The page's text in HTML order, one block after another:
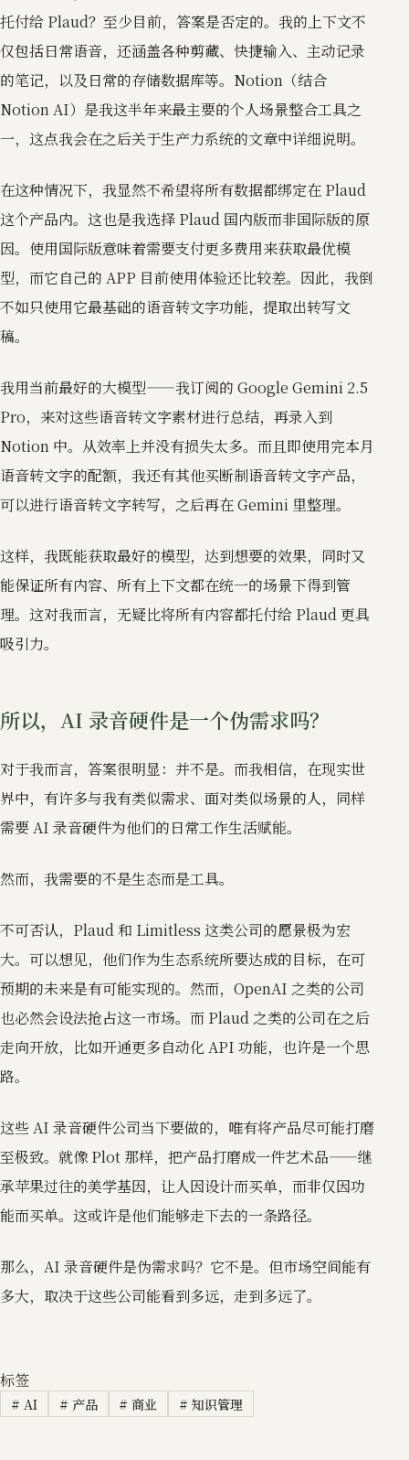
托付给 Plaud？至少目前，答案是否定的。我的上下文不
仅包括日常语音，还涵盖各种剪藏、快捷输入、主动记录
的笔记，以及日常的存储数据库等。Notion（结合
Notion AI）是我这半年来最主要的个人场景整合工具之
一，这点我会在之后关于生产力系统的文章中详细说明。
在这种情况下，我显然不希望将所有数据都绑定在 Plaud
这个产品内。这也是我选择 Plaud 国内版而非国际版的原
因。使用国际版意味着需要支付更多费用来获取最优模
型，而它自己的 APP 目前使用体验还比较差。因此，我倒
不如只使用它最基础的语音转文字功能，提取出转写文
稿。
我用当前最好的大模型——我订阅的 Google Gemini 2.5
Pro，来对这些语音转文字素材进行总结，再录入到
Notion 中。从效率上并没有损失太多。而且即使用完本月
语音转文字的配额，我还有其他买断制语音转文字产品，
可以进行语音转文字转写，之后再在 Gemini 里整理。
这样，我既能获取最好的模型，达到想要的效果，同时又
能保证所有内容、所有上下文都在统一的场景下得到管
理。这对我而言，无疑比将所有内容都托付给 Plaud 更具
吸引力。
所以，AI 录音硬件是一个伪需求吗？
对于我而言，答案很明显：并不是。而我相信，在现实世
界中，有许多与我有类似需求、面对类似场景的人，同样
需要 AI 录音硬件为他们的日常工作生活赋能。
然而，我需要的不是生态而是工具。
不可否认，Plaud 和 Limitless 这类公司的愿景极为宏
大。可以想见，他们作为生态系统所要达成的目标，在可
预期的未来是有可能实现的。然而，OpenAI 之类的公司
也必然会设法抢占这一市场。而 Plaud 之类的公司在之后
走向开放，比如开通更多自动化 API 功能，也许是一个思
路。
这些 AI 录音硬件公司当下要做的，唯有将产品尽可能打磨
至极致。就像 Plot 那样，把产品打磨成一件艺术品——继
承苹果过往的美学基因，让人因设计而买单，而非仅因功
能而买单。这或许是他们能够走下去的一条路径。
那么，AI 录音硬件是伪需求吗？它不是。但市场空间能有
多大，取决于这些公司能看到多远，走到多远了。
标签
# AI # 产品 # 商业 # 知识管理